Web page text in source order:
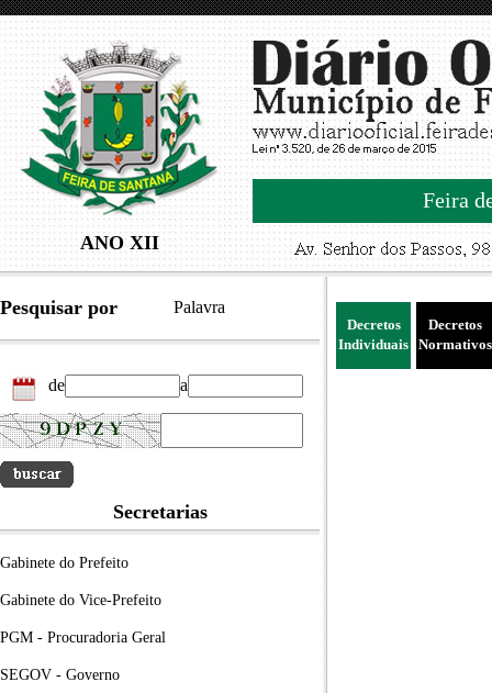
ANO XII
Feira
Pesquisar por Palavra
de a
Secretarias
Gabinete do Prefeito
Gabinete do Vice-Prefeito
PGM - Procuradoria Geral
SEGOV - Governo
Decretos
Individuais
Decretos
Normativos